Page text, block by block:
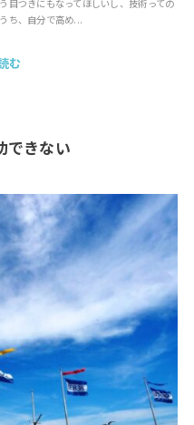
目つきにもなってほしいし、技術っての
ち、自分で高め...
む
できない